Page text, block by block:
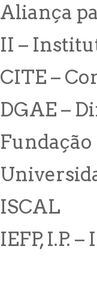
Aliança
II –
CITE –
DGAE –
Fundação
ISCAL
IEFP, I.P.